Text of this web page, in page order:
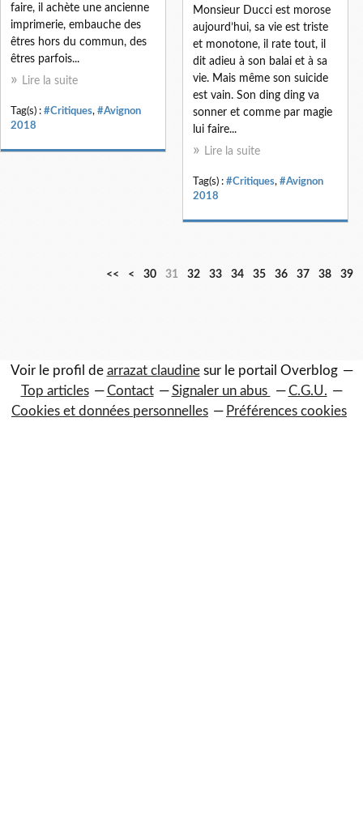
faire, il achète une ancienne
imprimerie, embauche des
êtres hors du commun, des
êtres parfois...
Lire la suite
Tag(s) : #Critiques, #Avignon
2018
Monsieur Ducci est morose
aujourd’hui, sa vie est triste
et monotone, il rate tout, il
dit adieu à son balai et à sa
vie. Mais même son suicide
est vain. Son ding ding va
sonner et comme par magie
lui faire...
Lire la suite
Tag(s) : #Critiques, #Avignon
2018
<< <
1
2
30 31 32 33 34 35 36 37 38 39
Voir le profil de arrazat claudinesur le portail Overblog
Top articles
Contact Signaler un abus
C.G.U.
Cookies et données personnelles
Préférences cookies